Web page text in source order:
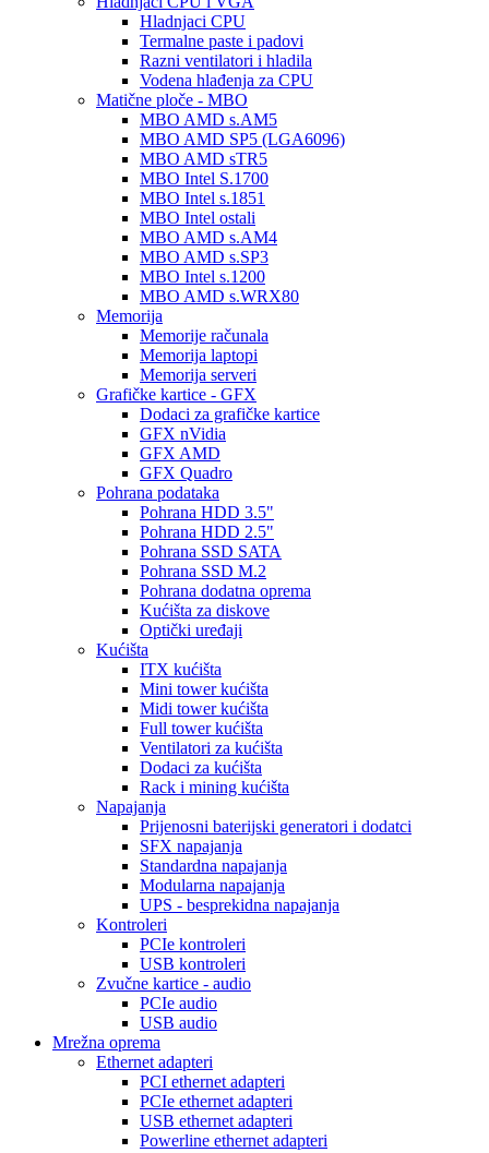
Hladnjaci CPU
Termalne paste i padovi
Razni ventilatori i hladila
Vodena hlađenja za CPU
Matične ploče - MBO
MBO AMD s.AM5
MBO AMD SP5 (LGA6096)
MBO AMD sTR5
MBO Intel S.1700
MBO Intel s.1851
MBO Intel ostali
MBO AMD s.AM4
MBO AMD s.SP3
MBO Intel s.1200
MBO AMD s.WRX80
Memorija
Memorije računala
Memorija laptopi
Memorija serveri
Grafičke kartice - GFX
Dodaci za grafičke kartice
GFX nVidia
GFX AMD
GFX Quadro
Pohrana podataka
Pohrana HDD 3.5"
Pohrana HDD 2.5"
Pohrana SSD SATA
Pohrana SSD M.2
Pohrana dodatna oprema
Kućišta za diskove
Optički uređaji
Kućišta
ITX kućišta
Mini tower kućišta
Midi tower kućišta
Full tower kućišta
Ventilatori za kućišta
Dodaci za kućišta
Rack i mining kućišta
Napajanja
Prijenosni baterijski generatori i dodatci
SFX napajanja
Standardna napajanja
Modularna napajanja
UPS - besprekidna napajanja
Kontroleri
PCIe kontroleri
USB kontroleri
Zvučne kartice - audio
PCIe audio
USB audio
Mrežna oprema
Ethernet adapteri
PCI ethernet adapteri
PCIe ethernet adapteri
USB ethernet adapteri
Powerline ethernet adapteri